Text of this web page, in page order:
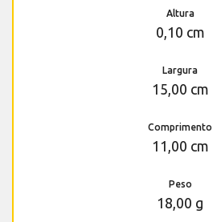
Altura
0,10 cm
Largura
15,00 cm
Comprimento
11,00 cm
Peso
18,00 g